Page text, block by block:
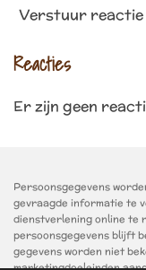
Verstuur reactie
Reacties
Er zijn geen
Persoonsgegevens
gevraagde informatie te
dienstverlening online te
persoonsgegevens blijft
gegevens worden niet